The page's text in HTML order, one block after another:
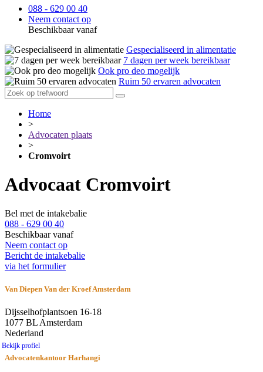
088 - 629 00 40
Neem contact op
Beschikbaar vanaf
Gespecialiseerd in alimentatie
7 dagen per week bereikbaar
Ook pro deo mogelijk
Ruim 50 ervaren advocaten
Home
>
Advocaten plaats
>
Cromvoirt
Advocaat Cromvoirt
Bel met de intakebalie
088 - 629 00 40
Beschikbaar vanaf
Neem contact op
Bericht de intakebalie
via het formulier
Van Diepen Van der Kroef Amsterdam
Dijsselhofplantsoen 16-18
1077 BL Amsterdam
Nederland
Bekijk profiel
Advocatenkantoor Harhangi